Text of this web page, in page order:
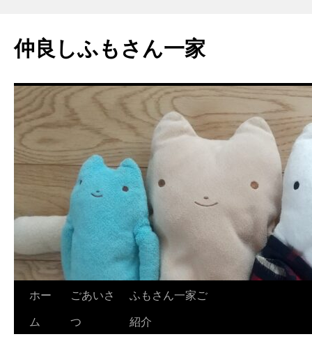
テ
ン
へ
ス
キ
ッ
仲良しふもさん一家
ホー
ム
ごあいさ
つ
ふもさん一家ご
紹介